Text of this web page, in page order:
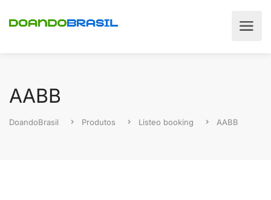
AABB
DoandoBrasil Produtos Listeo booking AABB